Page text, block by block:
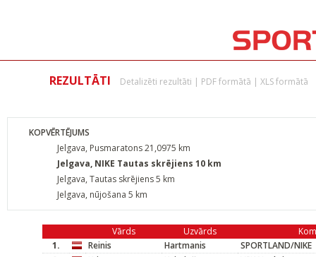
REZULTĀTI Detalizēti rezultāti | PDF formātā | XLS formātā
KOPVĒRTĒJUMS
Jelgava, Pusmaratons 21,0975 km
Jelgava, NIKE Tautas skrējiens 10 km
Jelgava, Tautas skrējiens 5 km
Jelgava, nūjošana 5 km
Vārds Uzvārds
1.
Reinis Hartmanis
SPORTLAND/NIKE